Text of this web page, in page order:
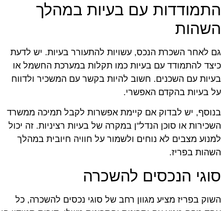
עם בעיות במהלך
לאחר השכרת הנכס, עשויות להתעורר בעיות. יש לדעת
להתמודד עם בעיות כמו תקלות במערכת החשמל או
עם השכנים. חשוב להיות בקשר עם המשכיר ולדווח
בעיות בהקדם האפשרי.
יש לבדוק אם קיימת אפשרות לקבל תמיכה ממשרד
או סוכן הנדל"ן במקרה של בעיות רציניות. זה יכול
מצבים לא נוחים ולשמור על חוויה חיובית במהלך
בפריז.
הנכסים להשכרה
בפריז מציע מגוון רחב של סוגי נכסים להשכרה, כל